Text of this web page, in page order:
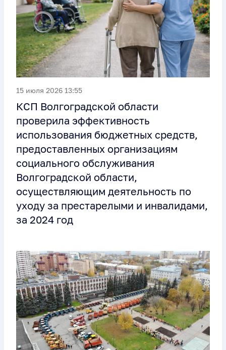
15 июля 2026 13:55
КСП Волгоградской области
проверила эффективность
использования бюджетных средств,
предоставленных организациям
социального обслуживания
Волгоградской области,
осуществляющим деятельность по
уходу за престарелыми и инвалидами,
за 2024 год